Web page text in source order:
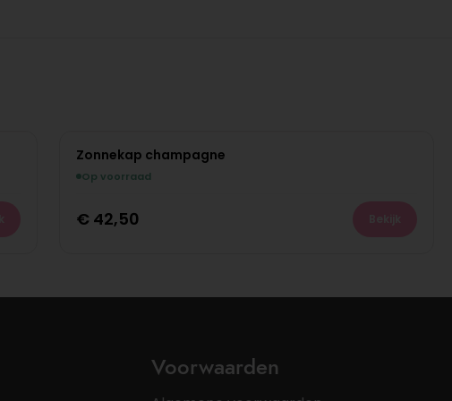
Zonnekap champagne
Op voorraad
€ 42,50
Voorwaarden